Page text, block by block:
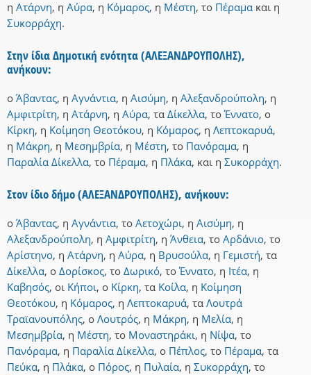
η Ατάρνη, η Αύρα, η Κόμαρος, η Μέστη, το Πέραμα και η
Συκορράχη.
Στην ίδια Δημοτική ενότητα (ΑΛΕΞΑΝΔΡΟΥΠΟΛΗΣ),
ανήκουν:
ο Άβαντας, η Αγνάντια, η Αισύμη, η Αλεξανδρούπολη, η
Αμφιτρίτη, η Ατάρνη, η Αύρα, τα Δίκελλα, το Έννατο, ο
Κίρκη, η Κοίμηση Θεοτόκου, η Κόμαρος, η Λεπτοκαρυά,
η Μάκρη, η Μεσημβρία, η Μέστη, το Πανόραμα, η
Παραλία Δίκελλα, το Πέραμα, η Πλάκα, και η Συκορράχη.
Στον ίδιο δήμο (ΑΛΕΞΑΝΔΡΟΥΠΟΛΗΣ), ανήκουν:
ο Άβαντας, η Αγνάντια, το Αετοχώρι, η Αισύμη, η
Αλεξανδρούπολη, η Αμφιτρίτη, η Άνθεια, το Αρδάνιο, το
Αρίστηνο, η Ατάρνη, η Αύρα, η Βρυσούλα, η Γεμιστή, τα
Δίκελλα, ο Δορίσκος, το Δωρικό, το Έννατο, η Ιτέα, η
Καβησός, οι Κήποι, ο Κίρκη, τα Κοίλα, η Κοίμηση
Θεοτόκου, η Κόμαρος, η Λεπτοκαρυά, τα Λουτρά
Τραϊανουπόλης, ο Λουτρός, η Μάκρη, η Μελία, η
Μεσημβρία, η Μέστη, το Μοναστηράκι, η Νίψα, το
Πανόραμα, η Παραλία Δίκελλα, ο Πέπλος, το Πέραμα, τα
Πεύκα, η Πλάκα, ο Πόρος, η Πυλαία, η Συκορράχη, το